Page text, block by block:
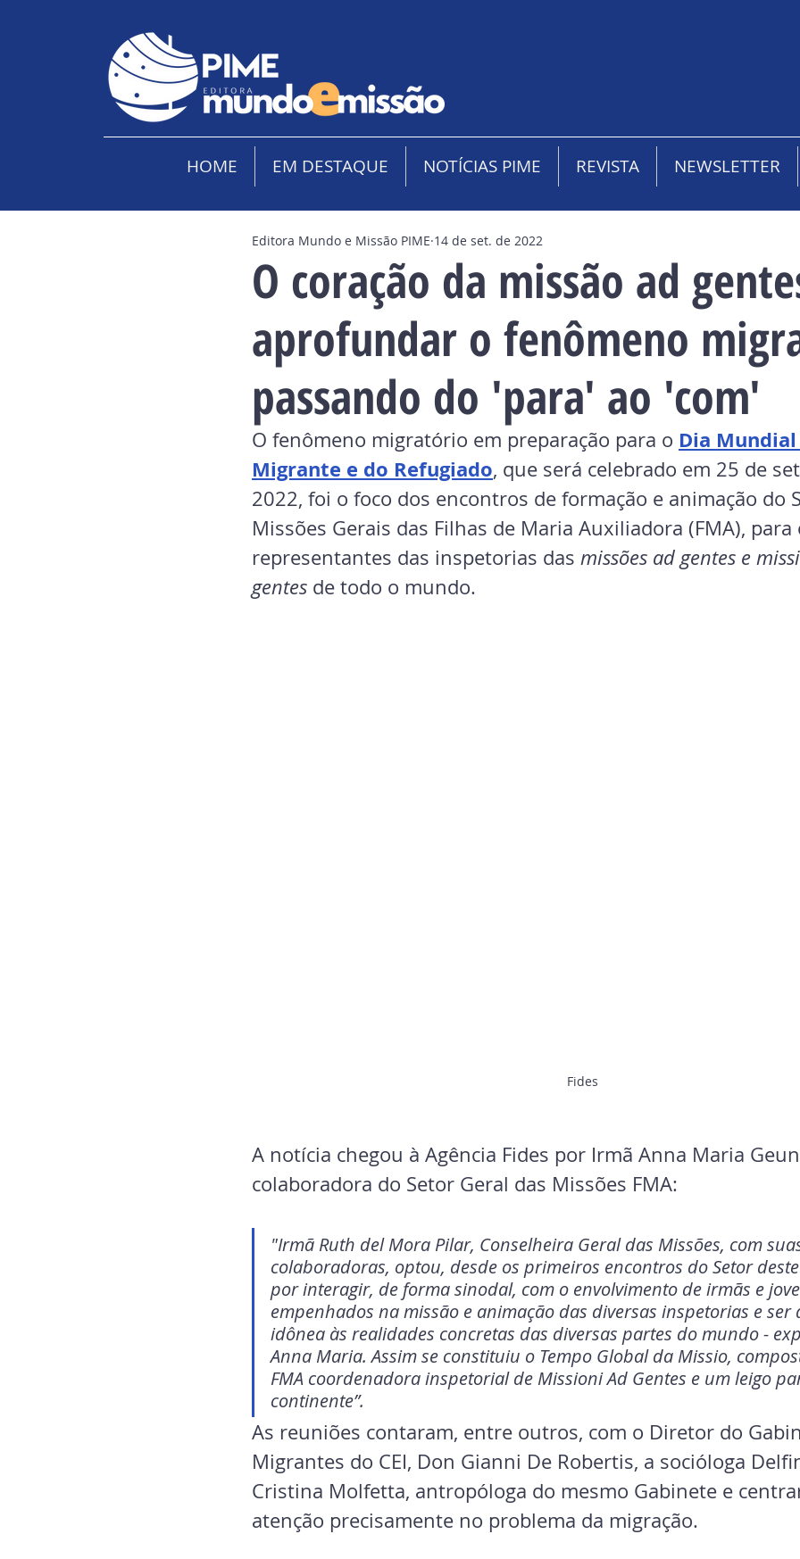
HOME EM DESTAQUE NOTÍCIAS PIME REVISTA NEWSLETTER
O coração da missão ad
aprofundar o fenômeno
passando do 'para' ao 'com'
Editora Mundo e Missão PIME 14 de set. de 2022
O fenômeno migratório em preparação para o Dia
Migrante e do Refugiado, que será celebrado em 25 de
2022, foi o foco dos encontros de formação e animação do
Missões Gerais das Filhas de Maria Auxiliadora (FMA),
representantes das inspetorias das missões ad gentes e
gentes de todo o mundo.
Fides
A notícia chegou à Agência Fides por Irmã Anna Maria
colaboradora do Setor Geral das Missões FMA:
"Irmã Ruth del Mora Pilar, Conselheira Geral das Missões, com
colaboradoras, optou, desde os primeiros encontros do Setor
por interagir, de forma sinodal, com o envolvimento de irmãs e
empenhados na missão e animação das diversas inspetorias e
idônea às realidades concretas das diversas partes do mundo -
Anna Maria. Assim se constituiu o Tempo Global da Missio,
FMA coordenadora inspetorial de Missioni Ad Gentes e um leigo
continente”.
As reuniões contaram, entre outros, com o Diretor do
Migrantes do CEI, Don Gianni De Robertis, a socióloga
Cristina Molfetta, antropóloga do mesmo Gabinete e
atenção precisamente no problema da migração.